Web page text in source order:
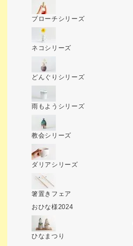
ブローチシリーズ
ネコシリーズ
どんぐりシリーズ
雨もようシリーズ
教会シリーズ
ダリアシリーズ
箸置きフェア
おひな様2024
ひなまつり